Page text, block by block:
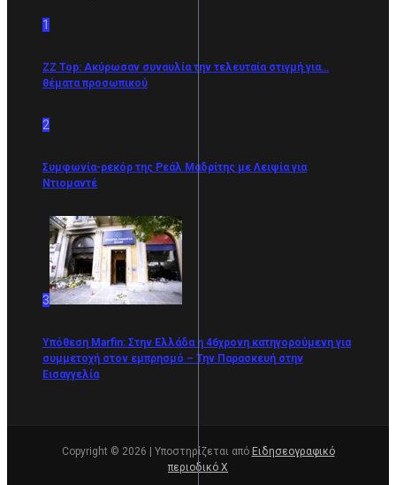
1
ZZ Top: Ακύρωσαν συναυλία την τελευταία στιγμή για…
θέματα προσωπικού
2
Συμφωνία-ρεκόρ της Ρεάλ Μαδρίτης με Λειψία για
Ντιομαντέ
3
Υπόθεση Marfin: Στην Ελλάδα η 46χρονη κατηγορούμενη για
συμμετοχή στον εμπρησμό – Την Παρασκευή στην
Εισαγγελία
Copyright © 2026 | Υποστηρίζεται από Ειδησεογραφικό
περιοδικό Χ